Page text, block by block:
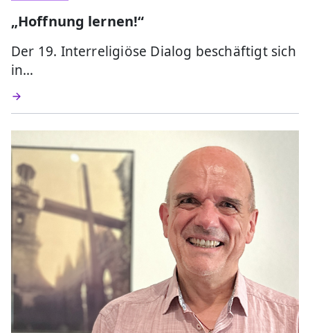
„Hoffnung lernen!“
Der 19. Interreligiöse Dialog beschäftigt sich
in…